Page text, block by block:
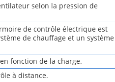
selon la pression de
de contrôle électrique est
de chauffage et un système
fonction de la charge.
à distance.